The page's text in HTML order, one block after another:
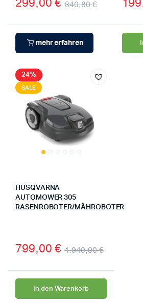
340,80€
299,00 €
mehr erfahren
24%
SALE
HUSQVARNA
AUTOMOWER 305
RASENROBOTER/MÄHROBOTER
1.049,00€
799,00 €
In den Warenkorb